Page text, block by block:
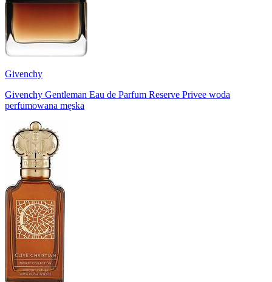
Givenchy
Givenchy Gentleman Eau de Parfum Reserve Privee woda
perfumowana męska